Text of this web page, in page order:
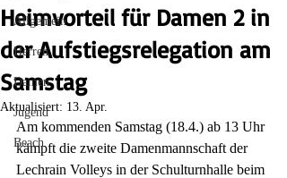
Allgemein
Herren
Damen
Jugend
Beach
Heimvorteil für Damen 2 in
der Aufstiegsrelegation am
Samstag
Aktualisiert: 13. Apr.
Am kommenden Samstag (18.4.) ab 13 Uhr
kämpft die zweite Damenmannschaft der
Lechrain Volleys in der Schulturnhalle beim